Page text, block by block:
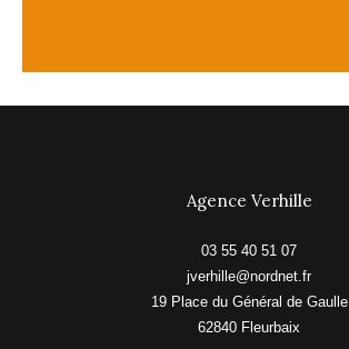
Agence Verhille
03 55 40 51 07
jverhille@nordnet.fr
19 Place du Général de Gaulle
62840
fleurbaix